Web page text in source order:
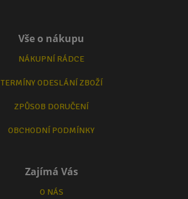
Vše o nákupu
NÁKUPNÍ RÁDCE
TERMÍNY ODESLÁNÍ ZBOŽÍ
ZPŮSOB DORUČENÍ
OBCHODNÍ PODMÍNKY
Zajímá Vás
O NÁS